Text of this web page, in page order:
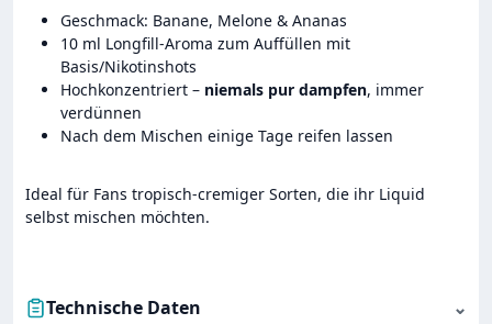
Geschmack: Banane, Melone & Ananas
10 ml Longfill-Aroma zum Auffüllen mit
Basis/Nikotinshots
Hochkonzentriert – niemals pur dampfen, immer
verdünnen
Nach dem Mischen einige Tage reifen lassen
Ideal für Fans tropisch-cremiger Sorten, die ihr Liquid
selbst mischen möchten.
Technische Daten ⌄